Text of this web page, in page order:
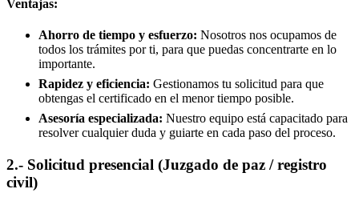
Ventajas:
Ahorro de tiempo y esfuerzo: Nosotros nos ocupamos de
todos los trámites por ti, para que puedas concentrarte en lo
importante.
Rapidez y eficiencia: Gestionamos tu solicitud para que
obtengas el certificado en el menor tiempo posible.
Asesoría especializada: Nuestro equipo está capacitado para
resolver cualquier duda y guiarte en cada paso del proceso.
2.- Solicitud presencial (Juzgado de paz / registro
civil)